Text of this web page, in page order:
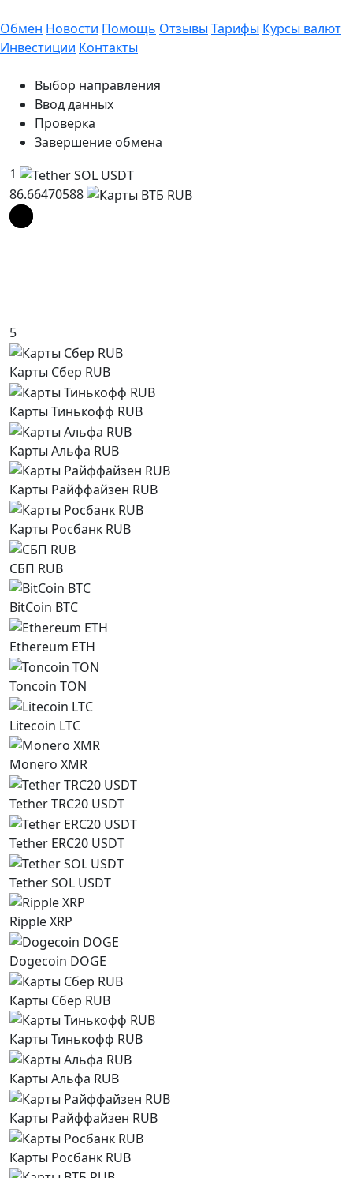
Обмен Новости Помощь Отзывы Тарифы Курсы валют
Инвестиции Контакты
Выбор направления
Ввод данных
Проверка
Завершение обмена
1
86.66470588
5
Карты Сбер RUB
Карты Тинькофф RUB
Карты Альфа RUB
Карты Райффайзен RUB
Карты Росбанк RUB
СБП RUB
BitCoin BTC
Ethereum ETH
Toncoin TON
Litecoin LTC
Monero XMR
Tether TRC20 USDT
Tether ERC20 USDT
Tether SOL USDT
Ripple XRP
Dogecoin DOGE
Карты Сбер RUB
Карты Тинькофф RUB
Карты Альфа RUB
Карты Райффайзен RUB
Карты Росбанк RUB